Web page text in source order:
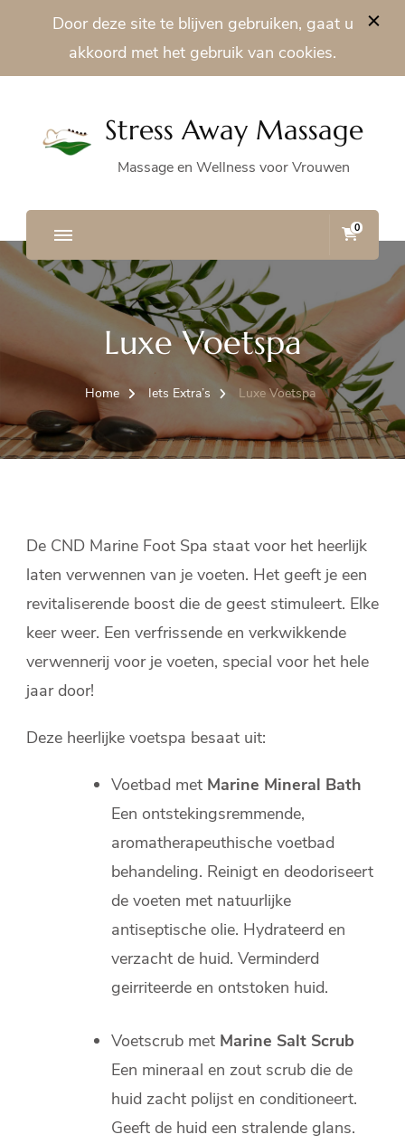
Door deze site te blijven gebruiken, gaat u
akkoord met het gebruik van cookies.
Stress Away Massage
Massage en Wellness voor Vrouwen
0
Luxe Voetspa
Home Iets Extra’s Luxe Voetspa
De CND Marine Foot Spa staat voor het heerlijk
laten verwennen van je voeten. Het geeft je een
revitaliserende boost die de geest stimuleert. Elke
keer weer. Een verfrissende en verkwikkende
verwennerij voor je voeten, special voor het hele
jaar door!
Deze heerlijke voetspa besaat uit:
Voetbad met Marine Mineral Bath
Een ontstekingsremmende,
aromatherapeuthische voetbad
behandeling. Reinigt en deodoriseert
de voeten met natuurlijke
antiseptische olie. Hydrateerd en
verzacht de huid. Verminderd
geirriteerde en ontstoken huid.
Voetscrub met Marine Salt Scrub
Een mineraal en zout scrub die de
huid zacht polijst en conditioneert.
Geeft de huid een stralende glans.